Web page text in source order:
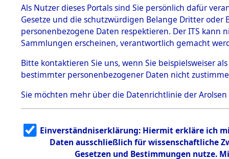
Effekten
1.2.9.1
Effekten aus
dem KZ
Dachau
1.2.9.2
Effekten aus
dem KZ
Bayerisches
1.2.9.3
Effekten aus
dem KZ
Neuengamm
Einen Kommentar
Als Nutzer dieses Portals sind Sie persönlich dafür
Gesetze und die schutzwürdigen Belange Dritter
personenbezogene Daten respektieren. Der ITS
Sammlungen erscheinen, verantwortlich gemacht
Bitte kontaktieren Sie uns, wenn Sie beispielsweiser
bestimmter personenbezogener Daten nicht
Sie möchten mehr über die Datenrichtlinie der Arolsen
Einverständniserklärung: Hiermit erkläre ich
Daten ausschließlich für wissenschaftliche
Gesetzen und Bestimmungen nutze.